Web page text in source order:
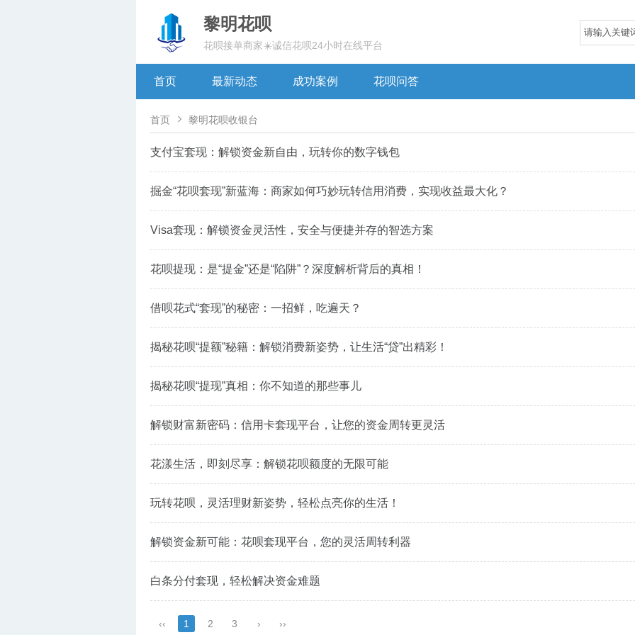
黎明花呗
花呗接单商家☀️诚信花呗24小时在线平台
首页 最新动态 成功案例 花呗问答
首页  黎明花呗收银台
支付宝套现：解锁资金新自由，玩转你的数字钱包
掘金“花呗套现”新蓝海：商家如何巧妙玩转信用消费，实现收益最大化？
Visa套现：解锁资金灵活性，安全与便捷并存的智选方案
花呗提现：是“提金”还是“陷阱”？深度解析背后的真相！
借呗花式“套现”的秘密：一招鲜，吃遍天？
揭秘花呗“提额”秘籍：解锁消费新姿势，让生活“贷”出精彩！
揭秘花呗“提现”真相：你不知道的那些事儿
解锁财富新密码：信用卡套现平台，让您的资金周转更灵活
花漾生活，即刻尽享：解锁花呗额度的无限可能
玩转花呗，灵活理财新姿势，轻松点亮你的生活！
解锁资金新可能：花呗套现平台，您的灵活周转利器
白条分付套现，轻松解决资金难题
‹‹ 1 2 3 › ››